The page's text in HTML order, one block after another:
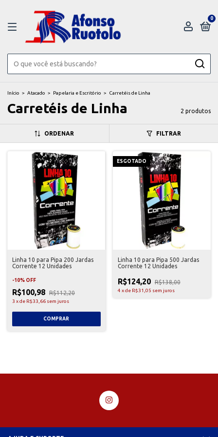
0
Início > Atacado > Papelaria e Escritório > Carretéis de Linha
Carretéis de Linha 2 produtos
ORDENAR FILTRAR
Linha 10 para Pipa 200 Jardas
Corrente 12 Unidades
-10% OFF
R$100,98 R$112,20
3 xde R$33,66 sem juros
ESGOTADO
Linha 10 para Pipa 500 Jardas
Corrente 12 Unidades
R$124,20 R$138,00
4 xde R$31,05 sem juros